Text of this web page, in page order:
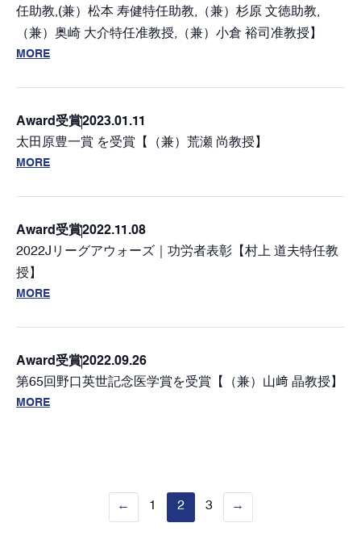
任助教,(兼）松本 寿健特任助教,（兼）杉原 文徳助教,
（兼）奥崎 大介特任准教授,（兼）小倉 裕司准教授】
MORE
Award 受賞2023.01.11
太田原豊一賞 を受賞【（兼）荒瀬 尚教授】
MORE
Award 受賞2022.11.08
2022Jリーグアウォーズ｜功労者表彰【村上 道夫特任教
授】
MORE
Award 受賞2022.09.26
第65回野口英世記念医学賞を受賞【（兼）山﨑 晶教授】
MORE
1 2 3